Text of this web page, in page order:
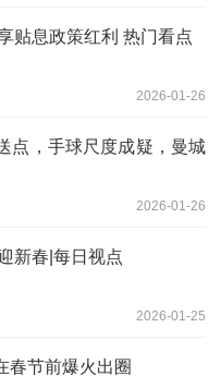
贴息政策红利 热门看点
2026-01-26
点，手球尺度成疑，曼城
2026-01-26
新春|每日视点
2026-01-25
春节前爆火出圈